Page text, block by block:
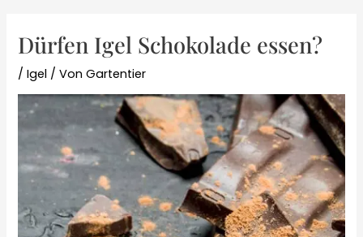
Dürfen Igel Schokolade essen?
/Igel / VonGartentier